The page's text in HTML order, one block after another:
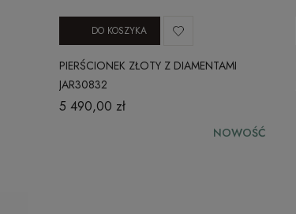
PIERŚCIONEK ZŁOTY Z DIAMENTAMI
JAR30832
5 490,00 zł
DO KOSZYKA
NOWOŚĆ